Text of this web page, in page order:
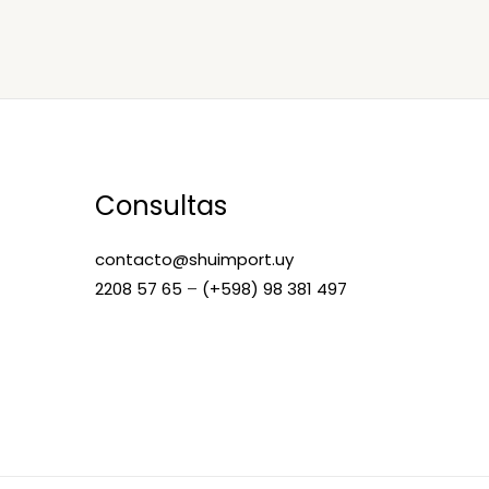
Consultas
contacto@shuimport.uy
2208 57 65 – (+598) 98 381 497